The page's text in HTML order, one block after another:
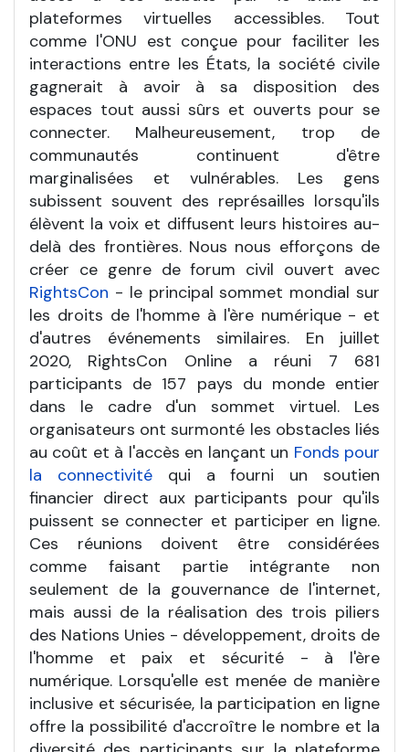
plateformes virtuelles accessibles. Tout
comme l'ONU est conçue pour faciliter les
interactions entre les États, la société civile
gagnerait à avoir à sa disposition des
espaces tout aussi sûrs et ouverts pour se
connecter. Malheureusement, trop de
communautés continuent d'être
marginalisées et vulnérables. Les gens
subissent souvent des représailles lorsqu'ils
élèvent la voix et diffusent leurs histoires au-
delà des frontières. Nous nous efforçons de
créer ce genre de forum civil ouvert avec
RightsCon - le principal sommet mondial sur
les droits de l'homme à l'ère numérique - et
d'autres événements similaires. En juillet
2020, RightsCon Online a réuni 7 681
participants de 157 pays du monde entier
dans le cadre d'un sommet virtuel. Les
organisateurs ont surmonté les obstacles liés
au coût et à l'accès en lançant un Fonds pour
la connectivitéqui a fourni un soutien
financier direct aux participants pour qu'ils
puissent se connecter et participer en ligne.
Ces réunions doivent être considérées
comme faisant partie intégrante non
seulement de la gouvernance de l'internet,
mais aussi de la réalisation des trois piliers
des Nations Unies - développement, droits de
l'homme et paix et sécurité - à l'ère
numérique. Lorsqu'elle est menée de manière
inclusive et sécurisée, la participation en ligne
offre la possibilité d'accroître le nombre et la